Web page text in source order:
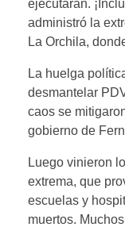
ejecutaran.
administró la
La Orchila,
La huelga
desmantelar
caos se
gobierno de
Luego vinieron
extrema, que
escuelas y
muertos.